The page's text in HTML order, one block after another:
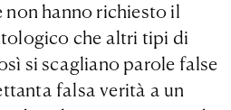
non hanno richiesto il
che altri tipi di
si scagliano parole false
falsa verità a un